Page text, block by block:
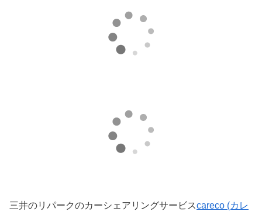
三井のリパークのカーシェアリングサービスcareco (カレ